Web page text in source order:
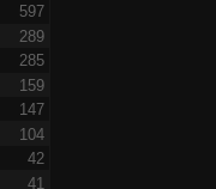
597
289
285
159
147
104
42
41